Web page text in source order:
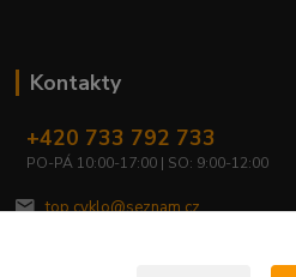
Kontakty
+420 733 792 733
PO-PÁ 10:00-17:00 | SO: 9:00-12:00
top.cyklo@seznam.cz